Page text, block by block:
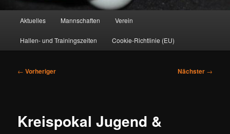
Aktuelles Mannschaften Verein
Hallen- und Trainingszeiten Cookie-Richtlinie (EU)
Beitragsnavigation
← Vorheriger Nächster →
Kreispokal Jugend &